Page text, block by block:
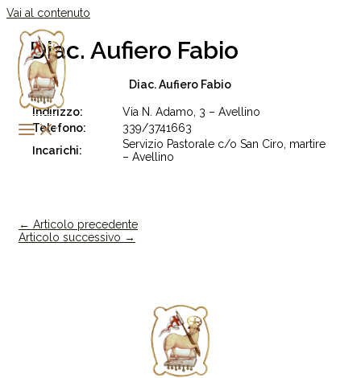
Vai al contenuto
Diac. Aufiero Fabio
Diac. Aufiero Fabio
Indirizzo:
Via N. Adamo, 3 – Avellino
Telefono:
339/3741663
Incarichi:
Servizio Pastorale c/o San Ciro, martire
– Avellino
← Articolo precedente
Articolo successivo →